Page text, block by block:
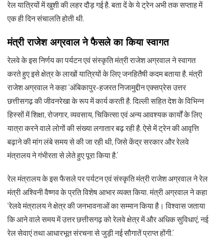
रेल यात्रियों में खुशी की लहर दौड़ गई है. बता दें के ये ट्रेन अभी तक सप्ताह में
एक ही दिन संचालति होती थी.
मंत्री राजेश अग्रवाल ने फैसले का किया स्वागत
रेलवे के इस निर्णय का पर्यटन एवं संस्कृति मंत्री राजेश अग्रवाल ने स्वागत
करते हुए इसे क्षेत्र के लाखों यात्रियों के लिए जनहितैषी कदम बताया है. मंत्री
राजेश अग्रवाल ने कहा ‘अंबिकापुर-हजरत निजामुद्दीन एक्सप्रेस उत्तर
छत्तीसगढ़ की जीवनरेखा के रूप में कार्य करती है. दिल्ली सहित देश के विभिन्न
हिस्सों में शिक्षा, रोजगार, व्यवसाय, चिकित्सा एवं अन्य आवश्यक कार्यों के लिए
यात्रा करने वाले लोगों की संख्या लगातार बढ़ रही है. ऐसे में ट्रेन की आवृत्ति
बढ़ाने की मांग लंबे समय से की जा रही थी, जिसे केंद्र सरकार और रेलवे
मंत्रालय ने गंभीरता से लेते हुए पूरा किया है.’
रेल मंत्रालय के इस फैसले पर पर्यटन एवं संस्कृति मंत्री राजेश अग्रवाल ने रेल
मंत्री अश्विनी वैष्णव के प्रति विशेष आभार व्यक्त किया. मंत्री अग्रवाल ने कहा
‘रेलवे मंत्रालय ने क्षेत्र की जनभावनाओं का सम्मान किया है। विश्वास जताया
कि आने वाले समय में उत्तर छत्तीसगढ़ को रेलवे क्षेत्र में और अधिक सुविधाएं, नई
रेल सेवाएं तथा आधारभूत संरचना से जुड़ी नई सौगातें प्राप्त होंगी.’